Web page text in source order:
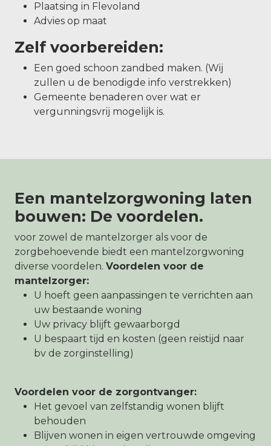
Plaatsing in Flevoland
Advies op maat
Zelf voorbereiden:
Een goed schoon zandbed maken. (Wij
zullen u de benodigde info verstrekken)
Gemeente benaderen over wat er
vergunningsvrij mogelijk is.
Een mantelzorgwoning laten
bouwen: De voordelen.
voor zowel de mantelzorger als voor de
zorgbehoevende biedt een mantelzorgwoning
diverse voordelen. Voordelen voor de
mantelzorger:
U hoeft geen aanpassingen te verrichten aan
uw bestaande woning
Uw privacy blijft gewaarborgd
U bespaart tijd en kosten (geen reistijd naar
bv de zorginstelling)
Voordelen voor de zorgontvanger:
Het gevoel van zelfstandig wonen blijft
behouden
Blijven wonen in eigen vertrouwde omgeving